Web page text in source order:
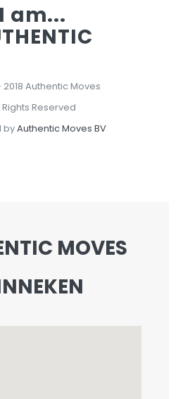
I am...
2018 Authentic Moves
Rights Reserved
byAuthentic Moves BV
MOVES